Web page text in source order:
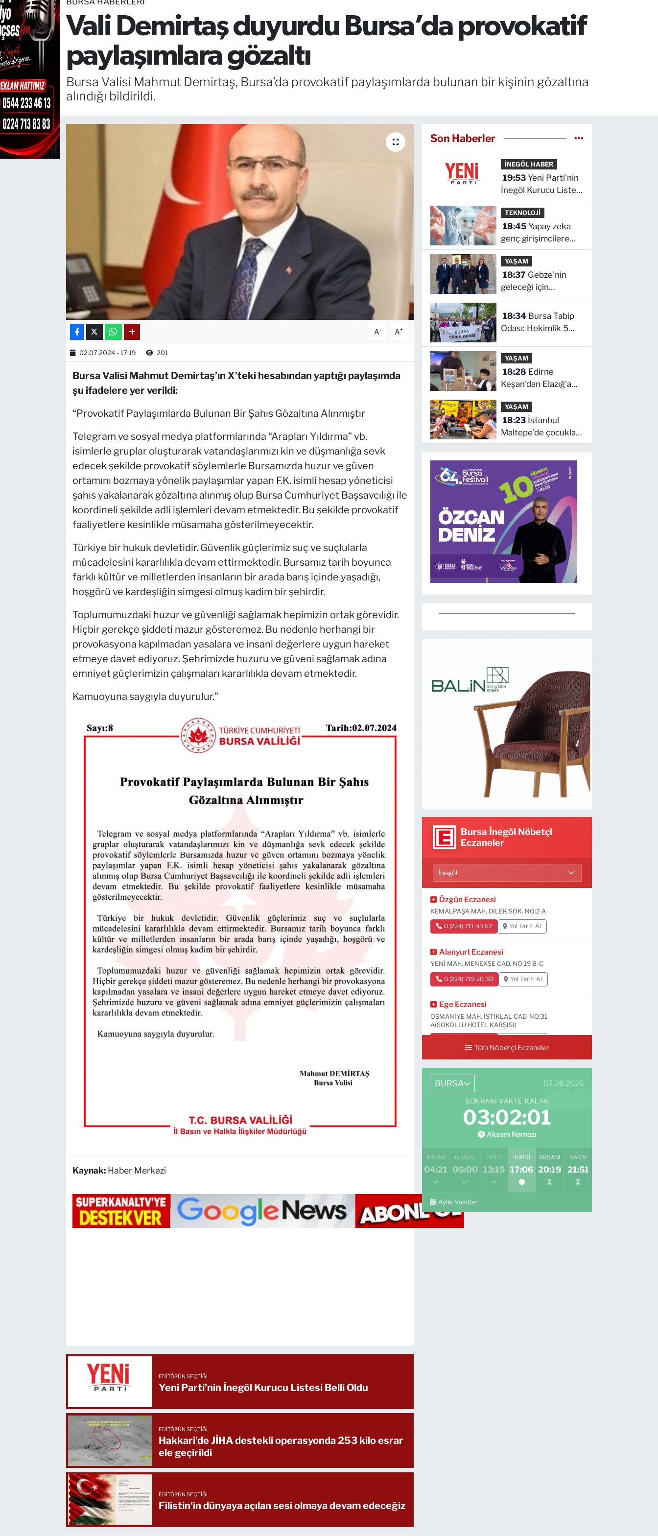
Vali Demirtaş duyurdu Bursa’da provokatif
paylaşımlara gözaltı
Bursa Valisi Mahmut Demirtaş, Bursa’da provokatif paylaşımlarda bulunan bir kişinin gözaltına
alındığı bildirildi.
A- A+
02.07.2024 - 17:19 201
Bursa Valisi Mahmut Demirtaş’ın X’teki hesabından yaptığı paylaşımda
şu ifadelere yer verildi:
“Provokatif Paylaşımlarda Bulunan Bir Şahıs Gözaltına Alınmıştır
Telegram ve sosyal medya platformlarında “Arapları Yıldırma” vb.
isimlerle gruplar oluşturarak vatandaşlarımızı kin ve düşmanlığa sevk
edecek şekilde provokatif söylemlerle Bursamızda huzur ve güven
ortamını bozmaya yönelik paylaşımlar yapan F.K. isimli hesap yöneticisi
şahıs yakalanarak gözaltına alınmış olup Bursa Cumhuriyet Başsavcılığı ile
koordineli şekilde adli işlemleri devam etmektedir. Bu şekilde provokatif
faaliyetlere kesinlikle müsamaha gösterilmeyecektir.
Türkiye bir hukuk devletidir. Güvenlik güçlerimiz suç ve suçlularla
mücadelesini kararlılıkla devam ettirmektedir. Bursamız tarih boyunca
farklı kültür ve milletlerden insanların bir arada barış içinde yaşadığı,
hoşgörü ve kardeşliğin simgesi olmuş kadim bir şehirdir.
Toplumumuzdaki huzur ve güvenliği sağlamak hepimizin ortak görevidir.
Hiçbir gerekçe şiddeti mazur gösteremez. Bu nedenle herhangi bir
provokasyona kapılmadan yasalara ve insani değerlere uygun hareket
etmeye davet ediyoruz. Şehrimizde huzuru ve güveni sağlamak adına
emniyet güçlerimizin çalışmaları kararlılıkla devam etmektedir.
Kamuoyuna saygıyla duyurulur.”
Kaynak: Haber Merkezi
EDITÖRÜN SEÇTIĞI
Yeni Parti'nin İnegöl Kurucu Listesi Belli Oldu
EDITÖRÜN SEÇTIĞI
Hakkari'de JİHA destekli operasyonda 253 kilo esrar
ele geçirildi
EDITÖRÜN SEÇTIĞI
Filistin'in dünyaya açılan sesi olmaya devam edeceğiz
Son Haberler
İNEGÖL HABER
19:53 Yeni Parti'nin
İnegöl Kurucu Listesi
Belli Oldu
TEKNOLOJİ
18:45 Yapay zeka
genç girişimcilere
yeni kapılar açıyor
YAŞAM
18:37
geleceği için
Başkent'te güçlü
temaslar
18:34
Odası: Hekimlik 5
YAŞAM
18:28
Keşan'dan Elazığ'a
gönül köprüsü
YAŞAM
18:23
Maltepe'de çocuklar
kitapların renkli
Bursa İnegöl Nöbetçi
Eczaneler
Özgün Eczanesi
KEMALPAŞA MAH. DİLEK SOK. NO:2 A
0 (224) 711 93 62 Yol Tarifi Al
Alanyurt Eczanesi
YENİ MAH. MENEKŞE CAD. NO:19 B-C
0 (224) 719 20 30 Yol Tarifi Al
Ege Eczanesi
OSMANİYE MAH. İSTİKLAL CAD. NO:31
A(SOKOLLU HOTEL KARŞISI)
Tüm Nöbetçi Eczaneler
BURSA 07.08.2026
SONRAKI VAKTE KALAN
03:02:00
Akşam Namazı
İMSAK
04:21
GÜNEŞ
06:00
ÖĞLE
13:15
İKINDI
17:06
AKŞAM
20:19
YATSI
21:51
Aylık Vakitler
TEKNOLOJİ
CANLI DİNLE
RESMİ İLANLAR
Gencsesfm Canlı Dinle